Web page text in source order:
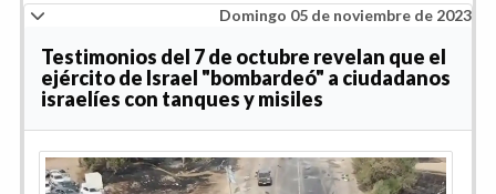
Domingo 05 de noviembre de 2023
Testimonios del 7 de octubre revelan que el
ejército de Israel "bombardeó" a ciudadanos
israelíes con tanques y misiles